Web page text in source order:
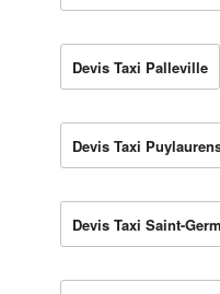
Devis Taxi Palleville
Devis Taxi
Devis Taxi Saint-